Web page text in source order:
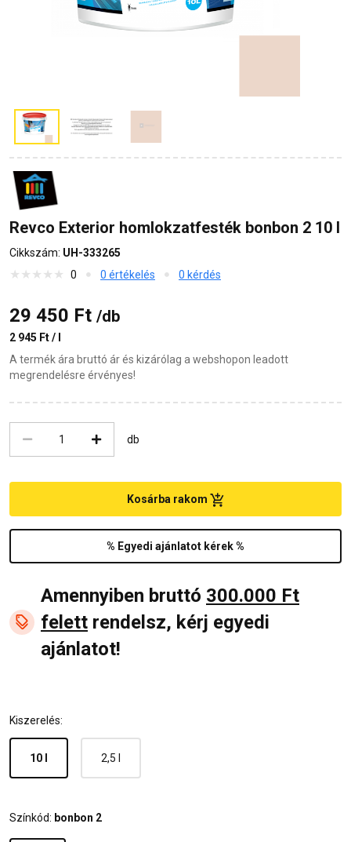
Revco Exterior homlokzatfesték bonbon 2 10 l
Cikkszám: UH-333265
0
0 értékelés 0 kérdés
29 450 Ft /db
2 945 Ft / l
A termék ára bruttó ár és kizárólag a webshopon leadott
megrendelésre érvényes!
db
% Egyedi ajánlatot kérek %
Kosárba rakom
Amennyiben bruttó 300.000 Ft
felett rendelsz, kérj egyedi
ajánlatot!
Kiszerelés:
10 l 2,5 l
Színkód: bonbon 2